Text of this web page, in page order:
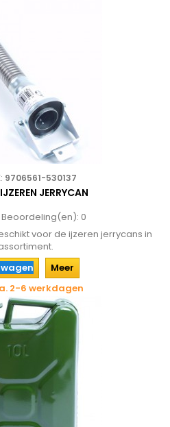
9706561-530137
JERRYCAN
Beoordeling(en): 0
voor de ijzeren jerrycans in
Meer
2-6 werkdagen